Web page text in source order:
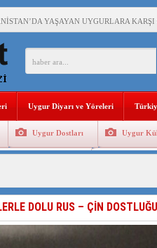
YAŞAYAN UYGURLARA
GENEL BAŞKANI AĞIRALİOĞLU :
UYGULAMALARI
BAŞKANI DOÇ.DR.KAAN : DOĞU
ÖVEN DİYANET
KATLİAMI MESAJİ : 05.07.2009
Uygur Diyarı ve Yöreleri
Uygur Dostları Uygur
DOLU RUS – ÇİN DOSTLUĞU